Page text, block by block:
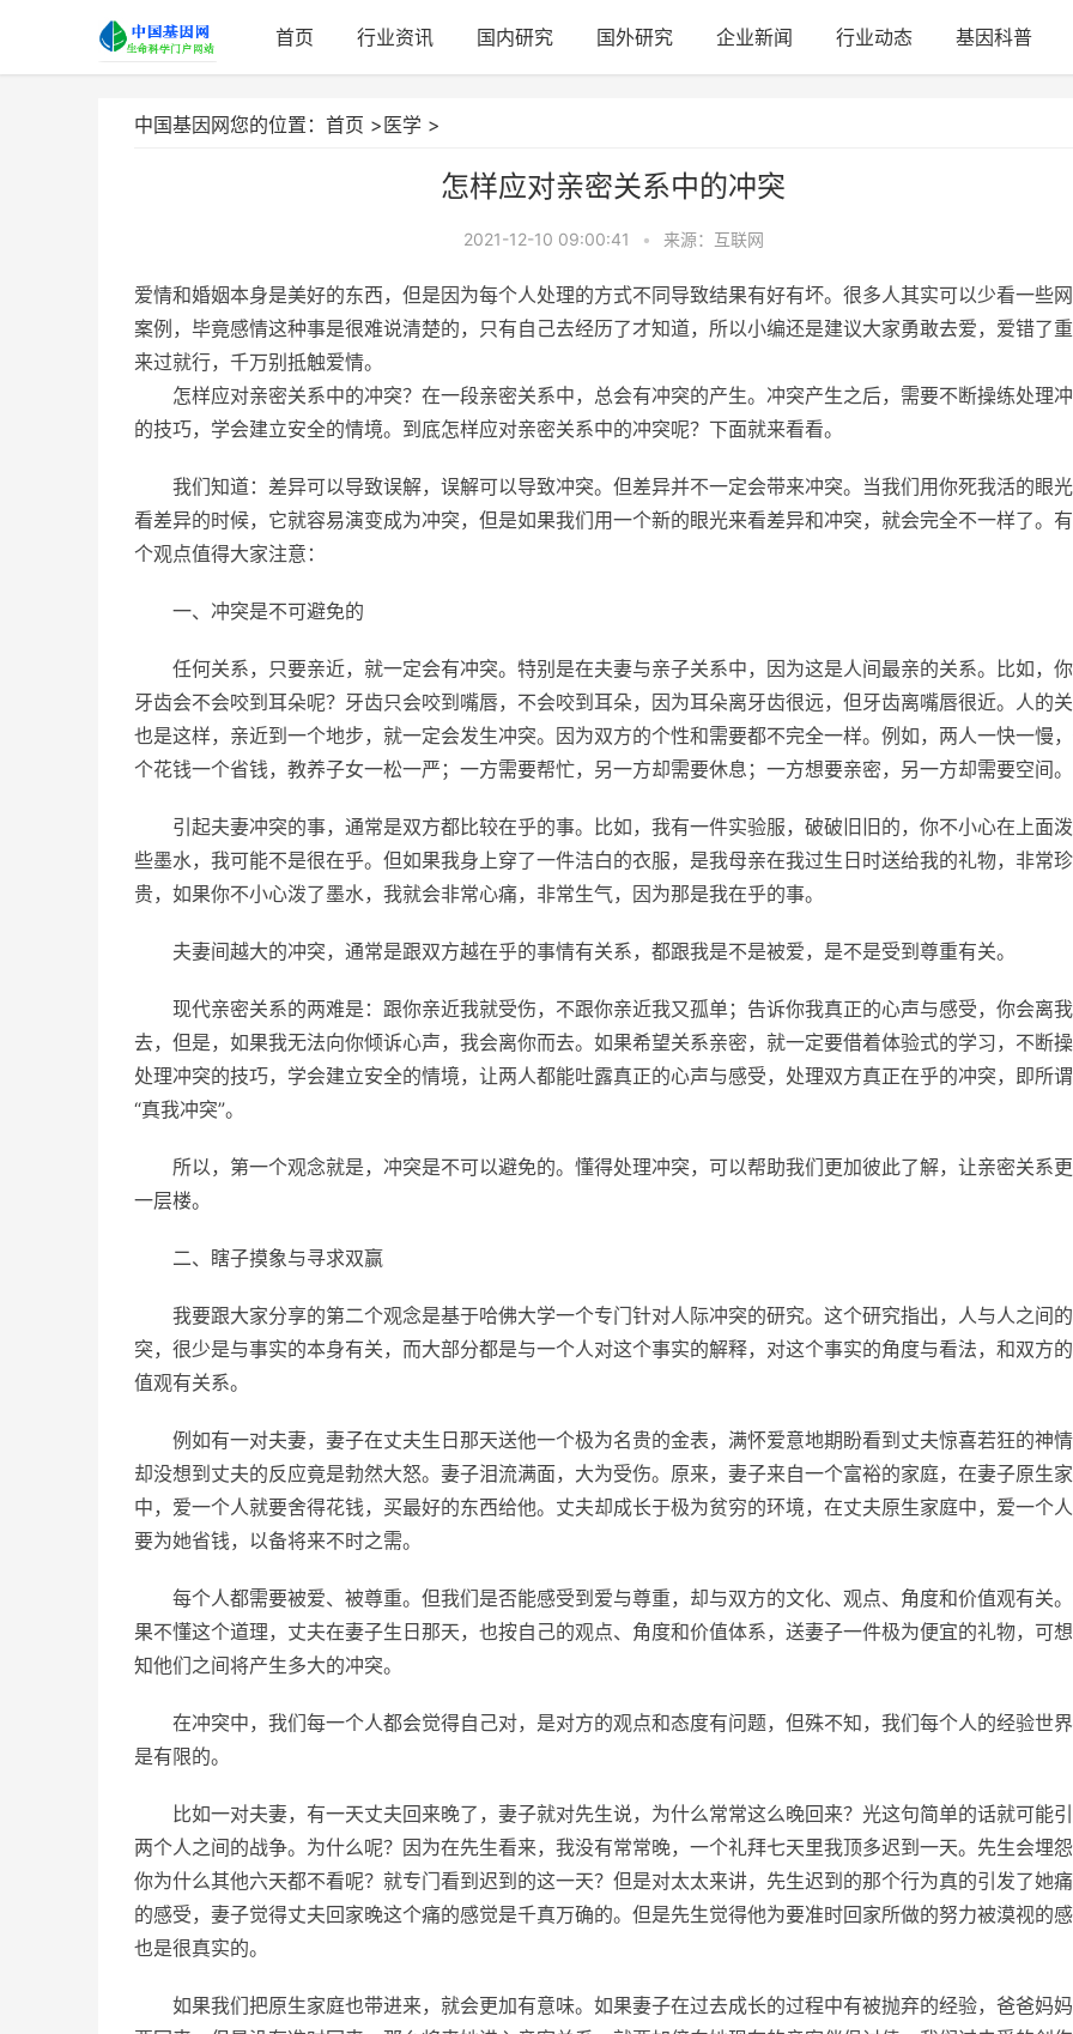
首页 行业资讯 国内研究 国外研究 企业新闻 行业动态 基因科普
中国基因网您的位置： 首页 > 医学 >
怎样应对亲密关系中的冲突
2021-12-10 09:00:41 • 来源：互联网
爱情和婚姻本身是美好的东西，但是因为每个人处理的方式不同导致结果有好有坏。很多人其实可以少看一些
案例，毕竟感情这种事是很难说清楚的，只有自己去经历了才知道，所以小编还是建议大家勇敢去爱，爱错了
来过就行，千万别抵触爱情。
怎样应对亲密关系中的冲突？在一段亲密关系中，总会有冲突的产生。冲突产生之后，需要不断操练处理
的技巧，学会建立安全的情境。到底怎样应对亲密关系中的冲突呢？下面就来看看。
我们知道：差异可以导致误解，误解可以导致冲突。但差异并不一定会带来冲突。当我们用你死我活的眼
看差异的时候，它就容易演变成为冲突，但是如果我们用一个新的眼光来看差异和冲突，就会完全不一样了。
个观点值得大家注意：
一、冲突是不可避免的
任何关系，只要亲近，就一定会有冲突。特别是在夫妻与亲子关系中，因为这是人间最亲的关系。比如，
牙齿会不会咬到耳朵呢？牙齿只会咬到嘴唇，不会咬到耳朵，因为耳朵离牙齿很远，但牙齿离嘴唇很近。人的
也是这样，亲近到一个地步，就一定会发生冲突。因为双方的个性和需要都不完全一样。例如，两人一快一慢
个花钱一个省钱，教养子女一松一严；一方需要帮忙，另一方却需要休息；一方想要亲密，另一方却需要空间。
引起夫妻冲突的事，通常是双方都比较在乎的事。比如，我有一件实验服，破破旧旧的，你不小心在上面
些墨水，我可能不是很在乎。但如果我身上穿了一件洁白的衣服，是我母亲在我过生日时送给我的礼物，非常珍
贵，如果你不小心泼了墨水，我就会非常心痛，非常生气，因为那是我在乎的事。
夫妻间越大的冲突，通常是跟双方越在乎的事情有关系，都跟我是不是被爱，是不是受到尊重有关。
现代亲密关系的两难是：跟你亲近我就受伤，不跟你亲近我又孤单；告诉你我真正的心声与感受，你会离
去，但是，如果我无法向你倾诉心声，我会离你而去。如果希望关系亲密，就一定要借着体验式的学习，不断
处理冲突的技巧，学会建立安全的情境，让两人都能吐露真正的心声与感受，处理双方真正在乎的冲突，即所
“真我冲突”。
所以，第一个观念就是，冲突是不可以避免的。懂得处理冲突，可以帮助我们更加彼此了解，让亲密关系
一层楼。
二、瞎子摸象与寻求双赢
我要跟大家分享的第二个观念是基于哈佛大学一个专门针对人际冲突的研究。这个研究指出，人与人之间
突，很少是与事实的本身有关，而大部分都是与一个人对这个事实的解释，对这个事实的角度与看法，和双方
值观有关系。
例如有一对夫妻，妻子在丈夫生日那天送他一个极为名贵的金表，满怀爱意地期盼看到丈夫惊喜若狂的神情
却没想到丈夫的反应竟是勃然大怒。妻子泪流满面，大为受伤。原来，妻子来自一个富裕的家庭，在妻子原生
中，爱一个人就要舍得花钱，买最好的东西给他。丈夫却成长于极为贫穷的环境，在丈夫原生家庭中，爱一个
要为她省钱，以备将来不时之需。
每个人都需要被爱、被尊重。但我们是否能感受到爱与尊重，却与双方的文化、观点、角度和价值观有关
果不懂这个道理，丈夫在妻子生日那天，也按自己的观点、角度和价值体系，送妻子一件极为便宜的礼物，可
知他们之间将产生多大的冲突。
在冲突中，我们每一个人都会觉得自己对，是对方的观点和态度有问题，但殊不知，我们每个人的经验世
是有限的。
比如一对夫妻，有一天丈夫回来晚了，妻子就对先生说，为什么常常这么晚回来？光这句简单的话就可能
两个人之间的战争。为什么呢？因为在先生看来，我没有常常晚，一个礼拜七天里我顶多迟到一天。先生会埋怨
你为什么其他六天都不看呢？就专门看到迟到的这一天？但是对太太来讲，先生迟到的那个行为真的引发了她
的感受，妻子觉得丈夫回家晚这个痛的感觉是千真万确的。但是先生觉得他为要准时回家所做的努力被漠视的
也是很真实的。
如果我们把原生家庭也带进来，就会更加有意味。如果妻子在过去成长的过程中有被抛弃的经验，爸爸妈